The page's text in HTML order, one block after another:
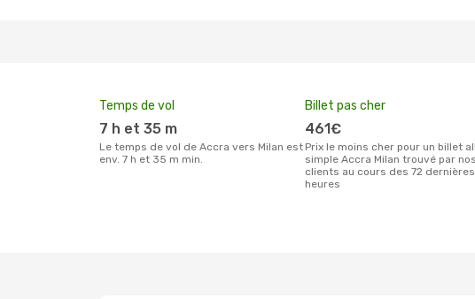
Temps de vol
7 h et 35 m
Le temps de vol de Accra vers Milan est
env. 7 h et 35 m min.
Billet pas cher
461€
Prix le moins cher pour un billet aller
simple Accra Milan trouvé par nos
clients au cours des 72 dernières
heures